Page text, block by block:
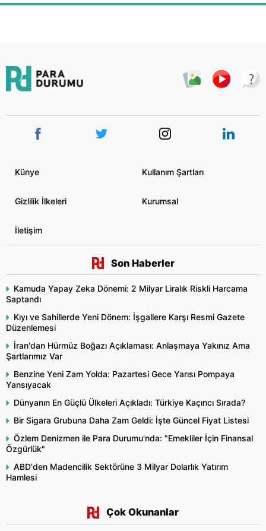
Künye Kullanım Şartları
Gizlilik İlkeleri Kurumsal
İletişim
Son Haberler
Kamuda Yapay Zeka Dönemi: 2 Milyar Liralık Riskli Harcama
Saptandı
Kıyı ve Sahillerde Yeni Dönem: İşgallere Karşı Resmi Gazete
Düzenlemesi
İran'dan Hürmüz Boğazı Açıklaması: Anlaşmaya Yakınız Ama
Şartlarımız Var
Benzine Yeni Zam Yolda: Pazartesi Gece Yarısı Pompaya
Yansıyacak
Dünyanın En Güçlü Ülkeleri Açıkladı: Türkiye Kaçıncı Sırada?
Bir Sigara Grubuna Daha Zam Geldi: İşte Güncel Fiyat Listesi
Özlem Denizmen ile Para Durumu'nda: "Emekliler İçin Finansal
Özgürlük"
ABD'den Madencilik Sektörüne 3 Milyar Dolarlık Yatırım
Hamlesi
Çok Okunanlar